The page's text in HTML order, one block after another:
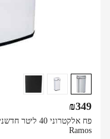
Ramos
₪349